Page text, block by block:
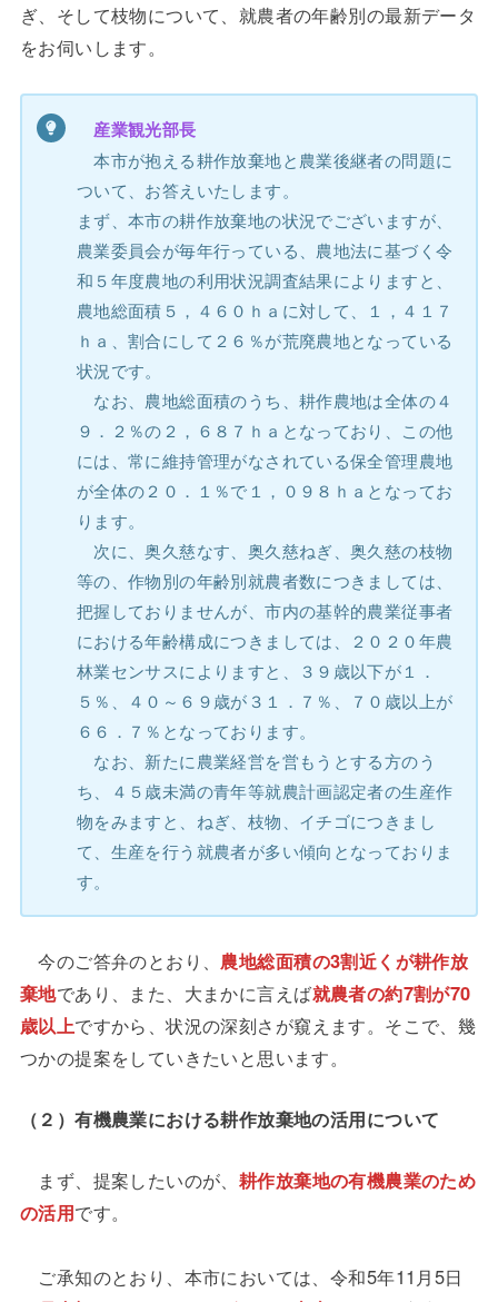
ぎ、そして枝物について、就農者の年齢別の最新データ
をお伺いします。
産業観光部長
本市が抱える耕作放棄地と農業後継者の問題に
ついて、お答えいたします。
まず、本市の耕作放棄地の状況でございますが、
農業委員会が毎年行っている、農地法に基づく令
和５年度農地の利用状況調査結果によりますと、
農地総面積５，４６０ｈａに対して、１，４１７
ｈａ、割合にして２６％が荒廃農地となっている
状況です。
なお、農地総面積のうち、耕作農地は全体の４
９．２％の２，６８７ｈａとなっており、この他
には、常に維持管理がなされている保全管理農地
が全体の２０．１％で１，０９８ｈａとなってお
ります。
次に、奥久慈なす、奥久慈ねぎ、奥久慈の枝物
等の、作物別の年齢別就農者数につきましては、
把握しておりませんが、市内の基幹的農業従事者
における年齢構成につきましては、２０２０年農
林業センサスによりますと、３９歳以下が１．
５％、４０～６９歳が３１．７％、７０歳以上が
６６．７％となっております。
なお、新たに農業経営を営もうとする方のう
ち、４５歳未満の青年等就農計画認定者の生産作
物をみますと、ねぎ、枝物、イチゴにつきまし
て、生産を行う就農者が多い傾向となっておりま
す。
今のご答弁のとおり、 農地総面積の3割近くが耕作放
棄地であり、また、大まかに言えば就農者の約7割が70
歳以上ですから、状況の深刻さが窺えます。そこで、幾
つかの提案をしていきたいと思います。
（２）有機農業における耕作放棄地の活用について
まず、提案したいのが、 耕作放棄地の有機農業のため
の活用です。
ご承知のとおり、本市においては、令和5年11月5日